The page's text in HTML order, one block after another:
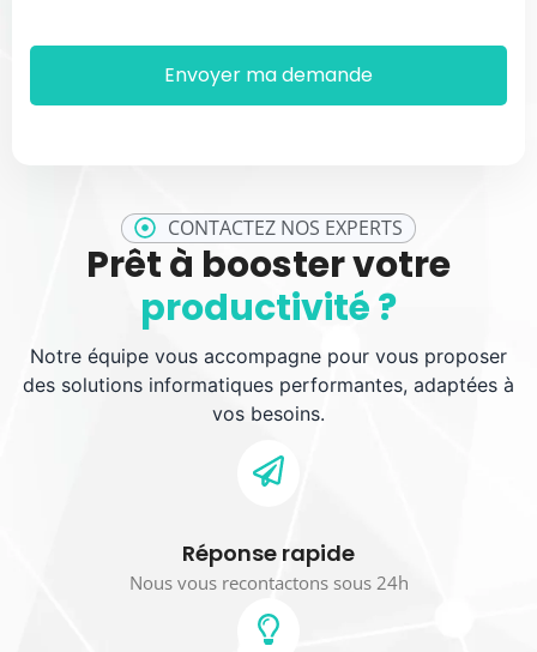
CONTACTEZ NOS EXPERTS
Prêt à booster votre
productivité ?
Notre équipe vous accompagne pour vous proposer
des solutions informatiques performantes, adaptées à
vos besoins.
Réponse rapide
Nous vous recontactons sous 24h